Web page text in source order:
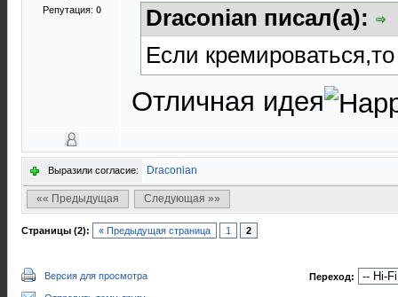
Репутация: 0
Draconian писал(а):
Если
Отличная идея
Выразили согласие: Draconian
«« Предыдущая Следующая »»
Страницы (2): « Предыдущая страница 1 2
Версия для просмотра Переход: